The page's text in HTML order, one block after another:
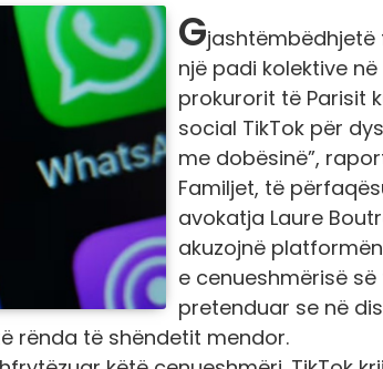
G
një padi kolektive në
prokurorit të Parisit
social TikTok për
me dobësinë”,
Familjet, të
avokatja Laure
akuzojnë
e cenueshmërisë
pretenduar se në
rënda të shëndetit mendor.